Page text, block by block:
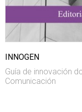
INNOGEN
Guía de innovación
Comunicación